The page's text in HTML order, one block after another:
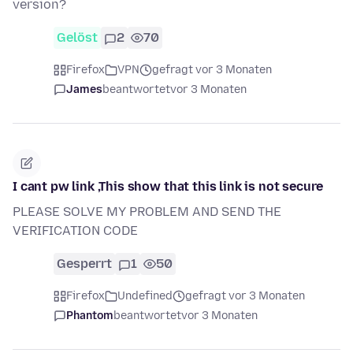
version?
Gelöst 2 70
Firefox VPN
gefragt vor 3 Monaten
Jamesbeantwortetvor 3 Monaten
I cant pw link ,This show that this link is not secure
PLEASE SOLVE MY PROBLEM AND SEND THE
VERIFICATION CODE
Gesperrt 1 50
Firefox Undefined
gefragt vor 3 Monaten
Phantombeantwortetvor 3 Monaten